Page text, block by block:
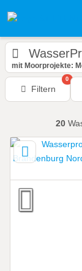
mit Moorprojekte:
Filtern
0
20